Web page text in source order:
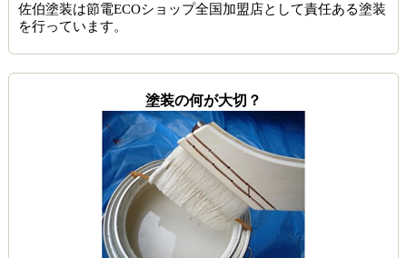
佐伯塗装は節電ECOショップ全国加盟店として責任ある塗装
を行っています。
塗装の何が大切？